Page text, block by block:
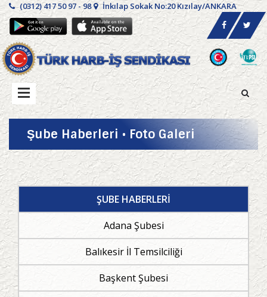
(0312) 417 50 97 - 98 İnkılap Sokak No:20 Kızılay/ANKARA
Şube Haberleri • Foto Galeri
ŞUBE HABERLERİ
Adana Şubesi
Balıkesir İl Temsilciliği
Başkent Şubesi